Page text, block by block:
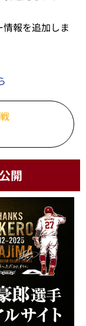
報を追加しま
開